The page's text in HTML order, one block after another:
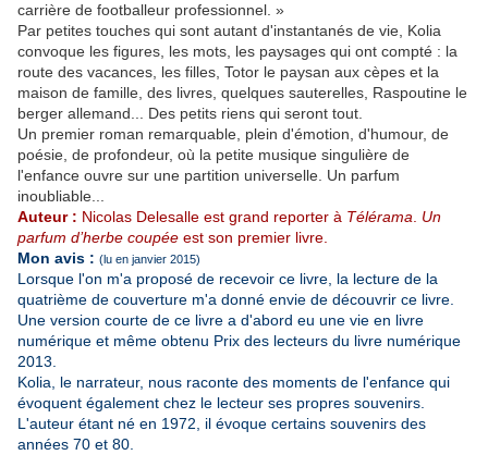
carrière de footballeur professionnel. »
Par petites touches qui sont autant d'instantanés de vie, Kolia
convoque les figures, les mots, les paysages qui ont compté : la
route des vacances, les filles, Totor le paysan aux cèpes et la
maison de famille, des livres, quelques sauterelles, Raspoutine le
berger allemand... Des petits riens qui seront tout.
Un premier roman remarquable, plein d'émotion, d'humour, de
poésie, de profondeur, où la petite musique singulière de
l'enfance ouvre sur une partition universelle. Un parfum
inoubliable...
Auteur : Nicolas Delesalle est grand reporter à Télérama
Un
parfum d’herbe coupée est son premier livre.
Mon avis : (lu en janvier 2015)
Lorsque l'on m'a proposé de recevoir ce livre, la lecture de la
quatrième de couverture m'a donné envie de découvrir ce livre.
Une version courte de ce livre a d'abord eu une vie en livre
numérique et même obtenu Prix des lecteurs du livre numérique
2013.
Kolia, le narrateur, nous raconte des moments de l'enfance qui
évoquent également chez le lecteur ses propres souvenirs.
L'auteur étant né en 1972, il évoque certains souvenirs des
années 70 et 80.